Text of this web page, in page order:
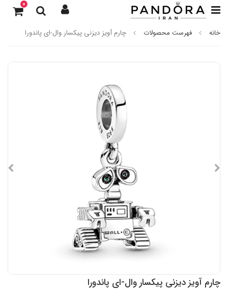
0
خانه فهرست محصولات چارم آویز دیزنی پیکسار وال-ای پاندورا
چارم آویز دیزنی پیکسار وال-ای پاندورا